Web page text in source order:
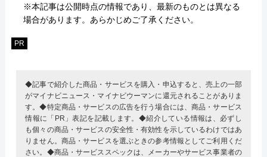
※本記事は公開時点の情報であり、最新のものとは異なる
場合があります。あらかじめご了承ください。
PR
◆記事で紹介した商品・サービスを購入・申込すると、売上の一部
がマイナビニュース・マイナビウーマンに還元されることがありま
す。◆特定商品・サービスの広告を行う場合には、商品・サービス
情報に「PR」表記を記載します。◆紹介している情報は、必ずし
も個々の商品・サービスの安全性・有効性を示しているわけではあ
りません。商品・サービスを選ぶときの参考情報としてご利用くだ
さい。◆商品・サービススペックは、メーカーやサービス事業者の